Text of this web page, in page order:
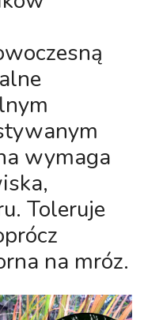
wymaga
Toleruje
na mróz.